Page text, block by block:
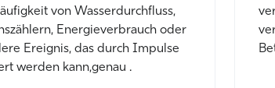
von Wasserdurchfluss,
Energieverbrauch oder
Ereignis, das durch Impulse
werden kann,genau .